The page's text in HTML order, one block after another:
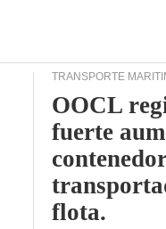
TRANSPORTE
OOCL
fuerte
flota.